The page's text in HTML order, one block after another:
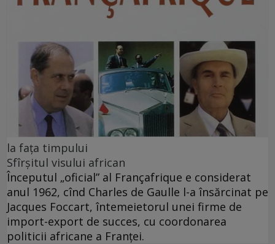
la faţa timpului
Sfîrșitul visului african
Începutul „oficial” al Françafrique e considerat
anul 1962, cînd Charles de Gaulle l-a însărcinat pe
Jacques Foccart, întemeietorul unei firme de
import-export de succes, cu coordonarea
politicii africane a Franței.